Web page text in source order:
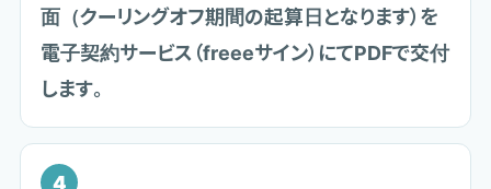
面（クーリングオフ期間の起算日となります）を
電子契約サービス（freeeサイン）にてPDFで交付
します。
4